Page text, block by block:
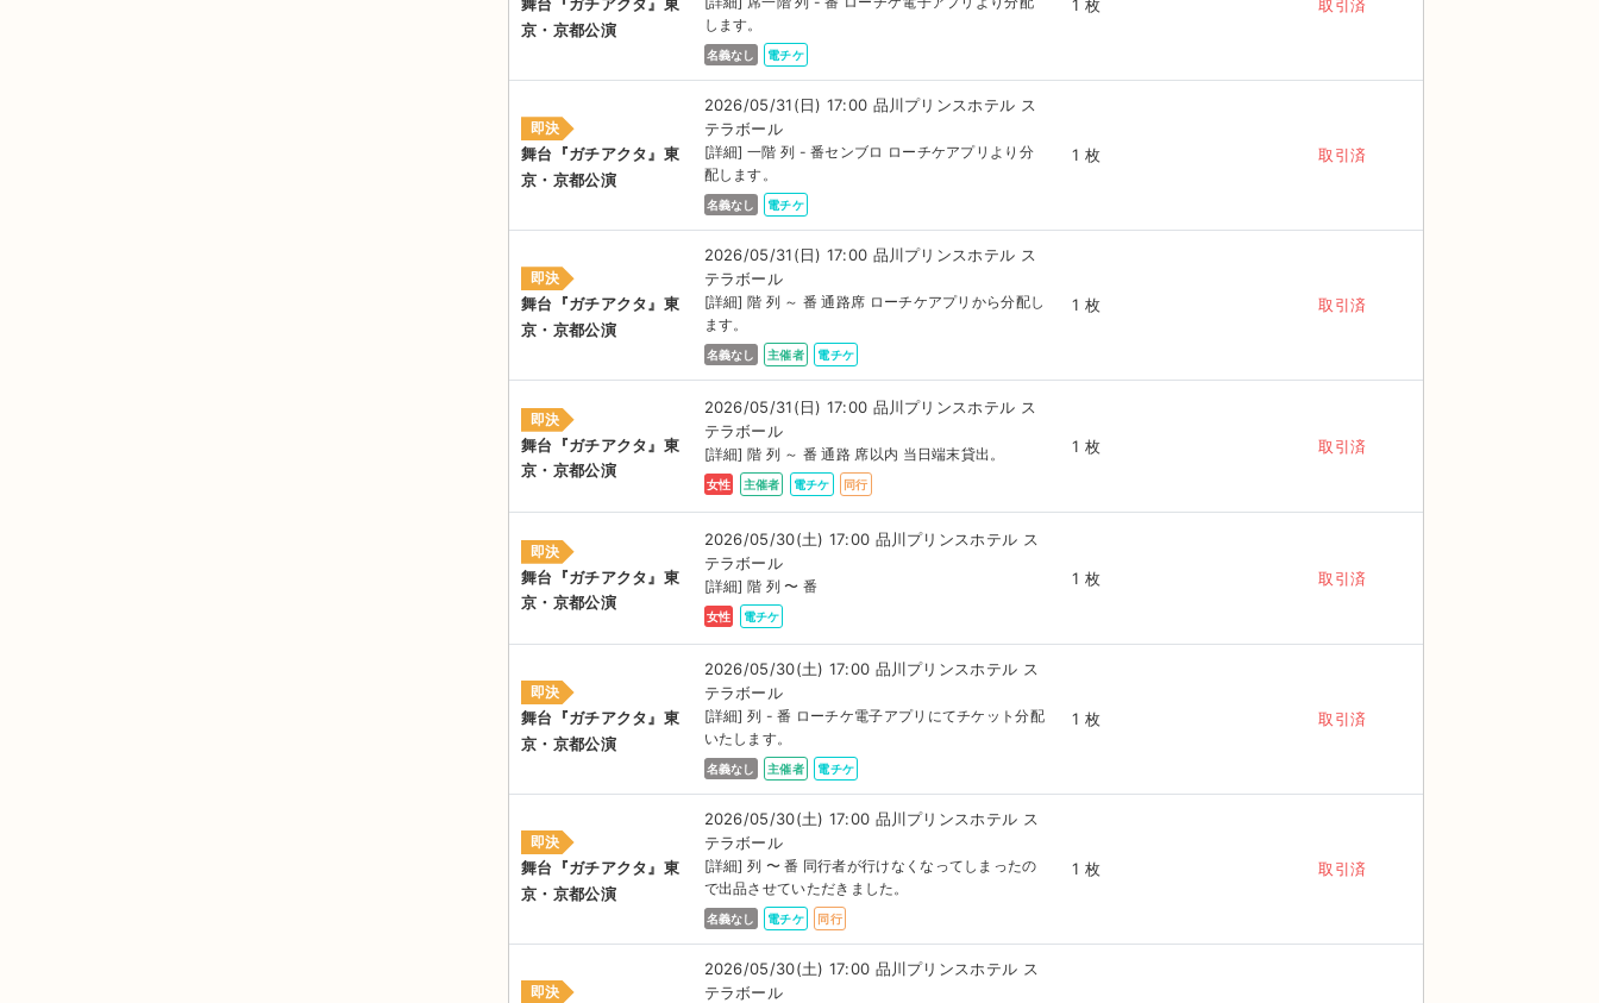
舞台『ガチアクタ』東
京・京都公演
します。
名義なし 電チケ
1 枚 取引済
即決
舞台『ガチアクタ』東
京・京都公演
2026/05/31(日) 17:00 品川プリンスホテル ス
テラボール
[詳細] 一階 列 - 番センブロ ローチケアプリより分
配します。
名義なし 電チケ
1 枚 取引済
即決
舞台『ガチアクタ』東
京・京都公演
2026/05/31(日) 17:00 品川プリンスホテル ス
テラボール
[詳細] 階 列 ～ 番 通路席 ローチケアプリから分配し
ます。
名義なし 主催者 電チケ
1 枚 取引済
即決
舞台『ガチアクタ』東
京・京都公演
2026/05/31(日) 17:00 品川プリンスホテル ス
テラボール
[詳細] 階 列 ～ 番 通路 席以内 当日端末貸出。
女性 主催者 電チケ 同行
1 枚 取引済
即決
舞台『ガチアクタ』東
京・京都公演
2026/05/30(土) 17:00 品川プリンスホテル ス
テラボール
[詳細] 階 列 〜 番
女性 電チケ
1 枚 取引済
即決
舞台『ガチアクタ』東
京・京都公演
2026/05/30(土) 17:00 品川プリンスホテル ス
テラボール
[詳細] 列 - 番 ローチケ電子アプリにてチケット分配
いたします。
名義なし 主催者 電チケ
1 枚 取引済
即決
舞台『ガチアクタ』東
京・京都公演
2026/05/30(土) 17:00 品川プリンスホテル ス
テラボール
[詳細] 列 〜 番 同行者が行けなくなってしまったの
で出品させていただきました。
名義なし 電チケ 同行
1 枚 取引済
即決
2026/05/30(土) 17:00 品川プリンスホテル ス
テラボール